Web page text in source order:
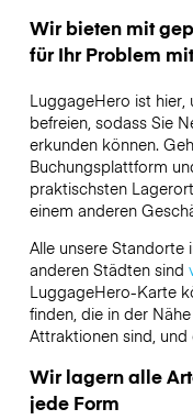
Wir bieten mit
für Ihr Problem
LuggageHero ist hier,
befreien, sodass Sie
erkunden können.
Buchungsplattform
praktischsten
einem anderen
Alle unsere Standorte
anderen Städten sind
LuggageHero-Karte
finden, die in der
Attraktionen sind,
Wir lagern alle
jede Form